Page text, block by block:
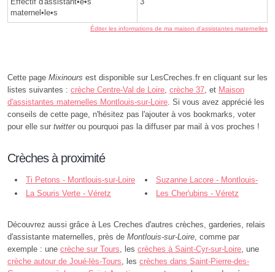
maternel•le•s
Éditer les informations de ma maison d'assistantes maternelles
Cette page Mixinours est disponible sur LesCreches.fr en cliquant sur les
listes suivantes : crèche Centre-Val de Loire, crèche 37, et Maison
d'assistantes maternelles Montlouis-sur-Loire. Si vous avez apprécié les
conseils de cette page, n'hésitez pas l'ajouter à vos bookmarks, voter
pour elle sur twitterou pourquoi pas la diffuser par mail à vos proches !
Crèches à proximité
Ti Petons - Montlouis-sur-Loire
Suzanne Lacore - Montlouis-
sur-Loire
La Souris Verte - Véretz Les Cher'ubins - Véretz
Découvrez aussi grâce à Les Creches d'autres crèches, garderies, relais
d'assistante maternelles, près de Montlouis-sur-Loire, comme par
exemple : une crèche sur Tours, les crèches à Saint-Cyr-sur-Loire, une
crèche autour de Joué-lès-Tours, les crèches dans Saint-Pierre-des-